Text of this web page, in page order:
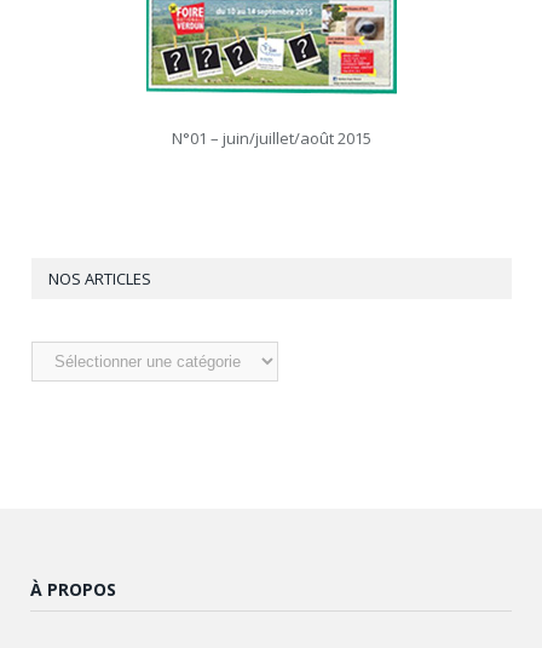
N°01 – juin/juillet/août 2015
NOS ARTICLES
Nos
À PROPOS